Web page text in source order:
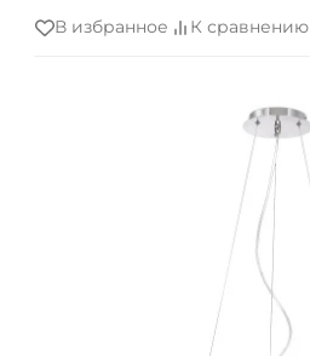
В избранное К сравнению